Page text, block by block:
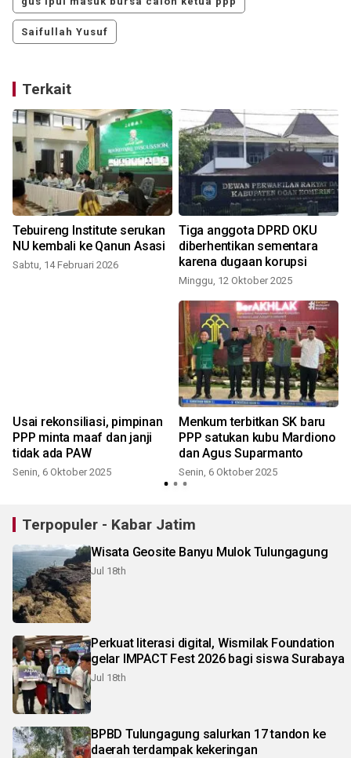
Saifullah Yusuf
Terkait
Tebuireng Institute serukan
NU kembali ke Qanun Asasi
Sabtu, 14 Februari 2026
Tiga anggota DPRD OKU
diberhentikan sementara
karena dugaan korupsi
Minggu, 12 Oktober 2025
Usai rekonsiliasi, pimpinan
PPP minta maaf dan janji
tidak ada PAW
Senin, 6 Oktober 2025
Menkum terbitkan SK baru
PPP satukan kubu Mardiono
dan Agus Suparmanto
Senin, 6 Oktober 2025
Terpopuler - Kabar Jatim
Wisata Geosite Banyu Mulok Tulungagung
Jul 18th
Perkuat literasi digital, Wismilak Foundation
gelar IMPACT Fest 2026 bagi siswa Surabaya
Jul 18th
BPBD Tulungagung salurkan 17 tandon ke
daerah terdampak kekeringan